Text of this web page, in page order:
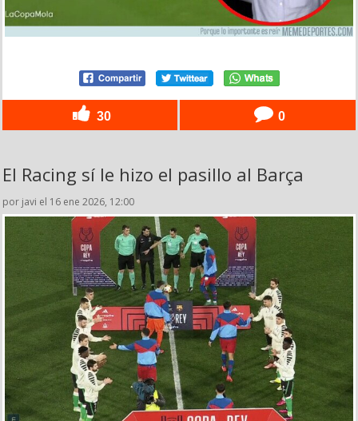
30 0
El Racing sí le hizo el pasillo al Barça
por javi el 16 ene 2026, 12:00